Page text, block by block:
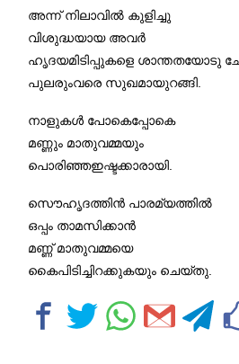
അന്ന് നിലാവില്‍ കുളിച്ചു
വിശുദ്ധയായ അവര്‍
ഹൃദയമിടിപ്പുകളെ ശാന്തതയോടു
പുലരുംവരെ സുഖമായുറങ്ങി.
നാളുകള്‍ പോകെപ്പോകെ
മണ്ണും മാതുവമ്മയും
പൊരിഞ്ഞഇഷ്ടക്കാരായി.
സൌഹൃദത്തിന്‍ പാരമ്യത്തില്‍
ഒപ്പം താമസിക്കാന്‍
മണ്ണ് മാതുവമ്മയെ
കൈപിടിച്ചിറക്കുകയും ചെയ്തു.